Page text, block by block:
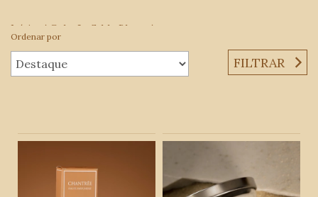
Início / Coleção Sable Blanc
/
breadcrumbs.odorizante-em-spray1
Ordenar por
FILTRAR